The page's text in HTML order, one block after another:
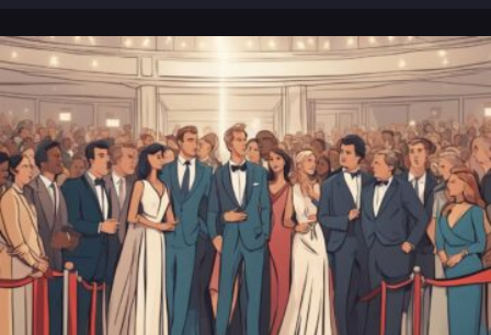
a
n
d
e
n
a
g
o